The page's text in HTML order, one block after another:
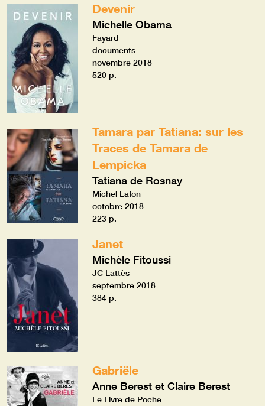
Devenir
Michelle Obama
Fayard
documents
novembre 2018
520 p.
Tamara par Tatiana: sur les
Traces de Tamara de
Lempicka
Tatiana de Rosnay
Michel Lafon
octobre 2018
223 p.
Janet
Michèle Fitoussi
JC Lattès
septembre 2018
384 p.
Gabriële
Anne Berest et Claire Berest
Le Livre de Poche